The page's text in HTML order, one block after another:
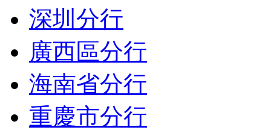
深圳分行
廣西區分行
海南省分行
重慶市分行